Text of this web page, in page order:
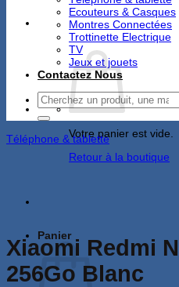
Votre panier est vide.
Retour à la boutique
Panier
Ecouteurs & Casques
Montres Connectées
Trottinette Electrique
TV
Jeux et jouets
Contactez Nous
Recherche
pour :
Téléphone & tablette
Xiaomi Redmi
256Go Blanc